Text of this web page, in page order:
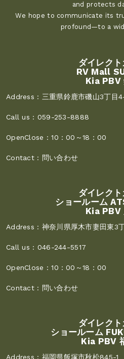
and protects
We hope to communicate its
profound—to a
ダイレク
RV Mall
Kia PBV
Address : 三重県鈴鹿市磯山3丁目
Call us : 059-253-8888
OpenClose :10：00～18：00
Contact : 問い合わせ
ダイレク
ショールーム
Kia PBV
Address : 神奈川県厚木市妻田東3
Call us : 046-244-5517
OpenClose :10：00～18：00
Contact : 問い合わせ
ダイレク
ショールーム
Kia PBV
Address : 福岡県飯塚市秋松845-1